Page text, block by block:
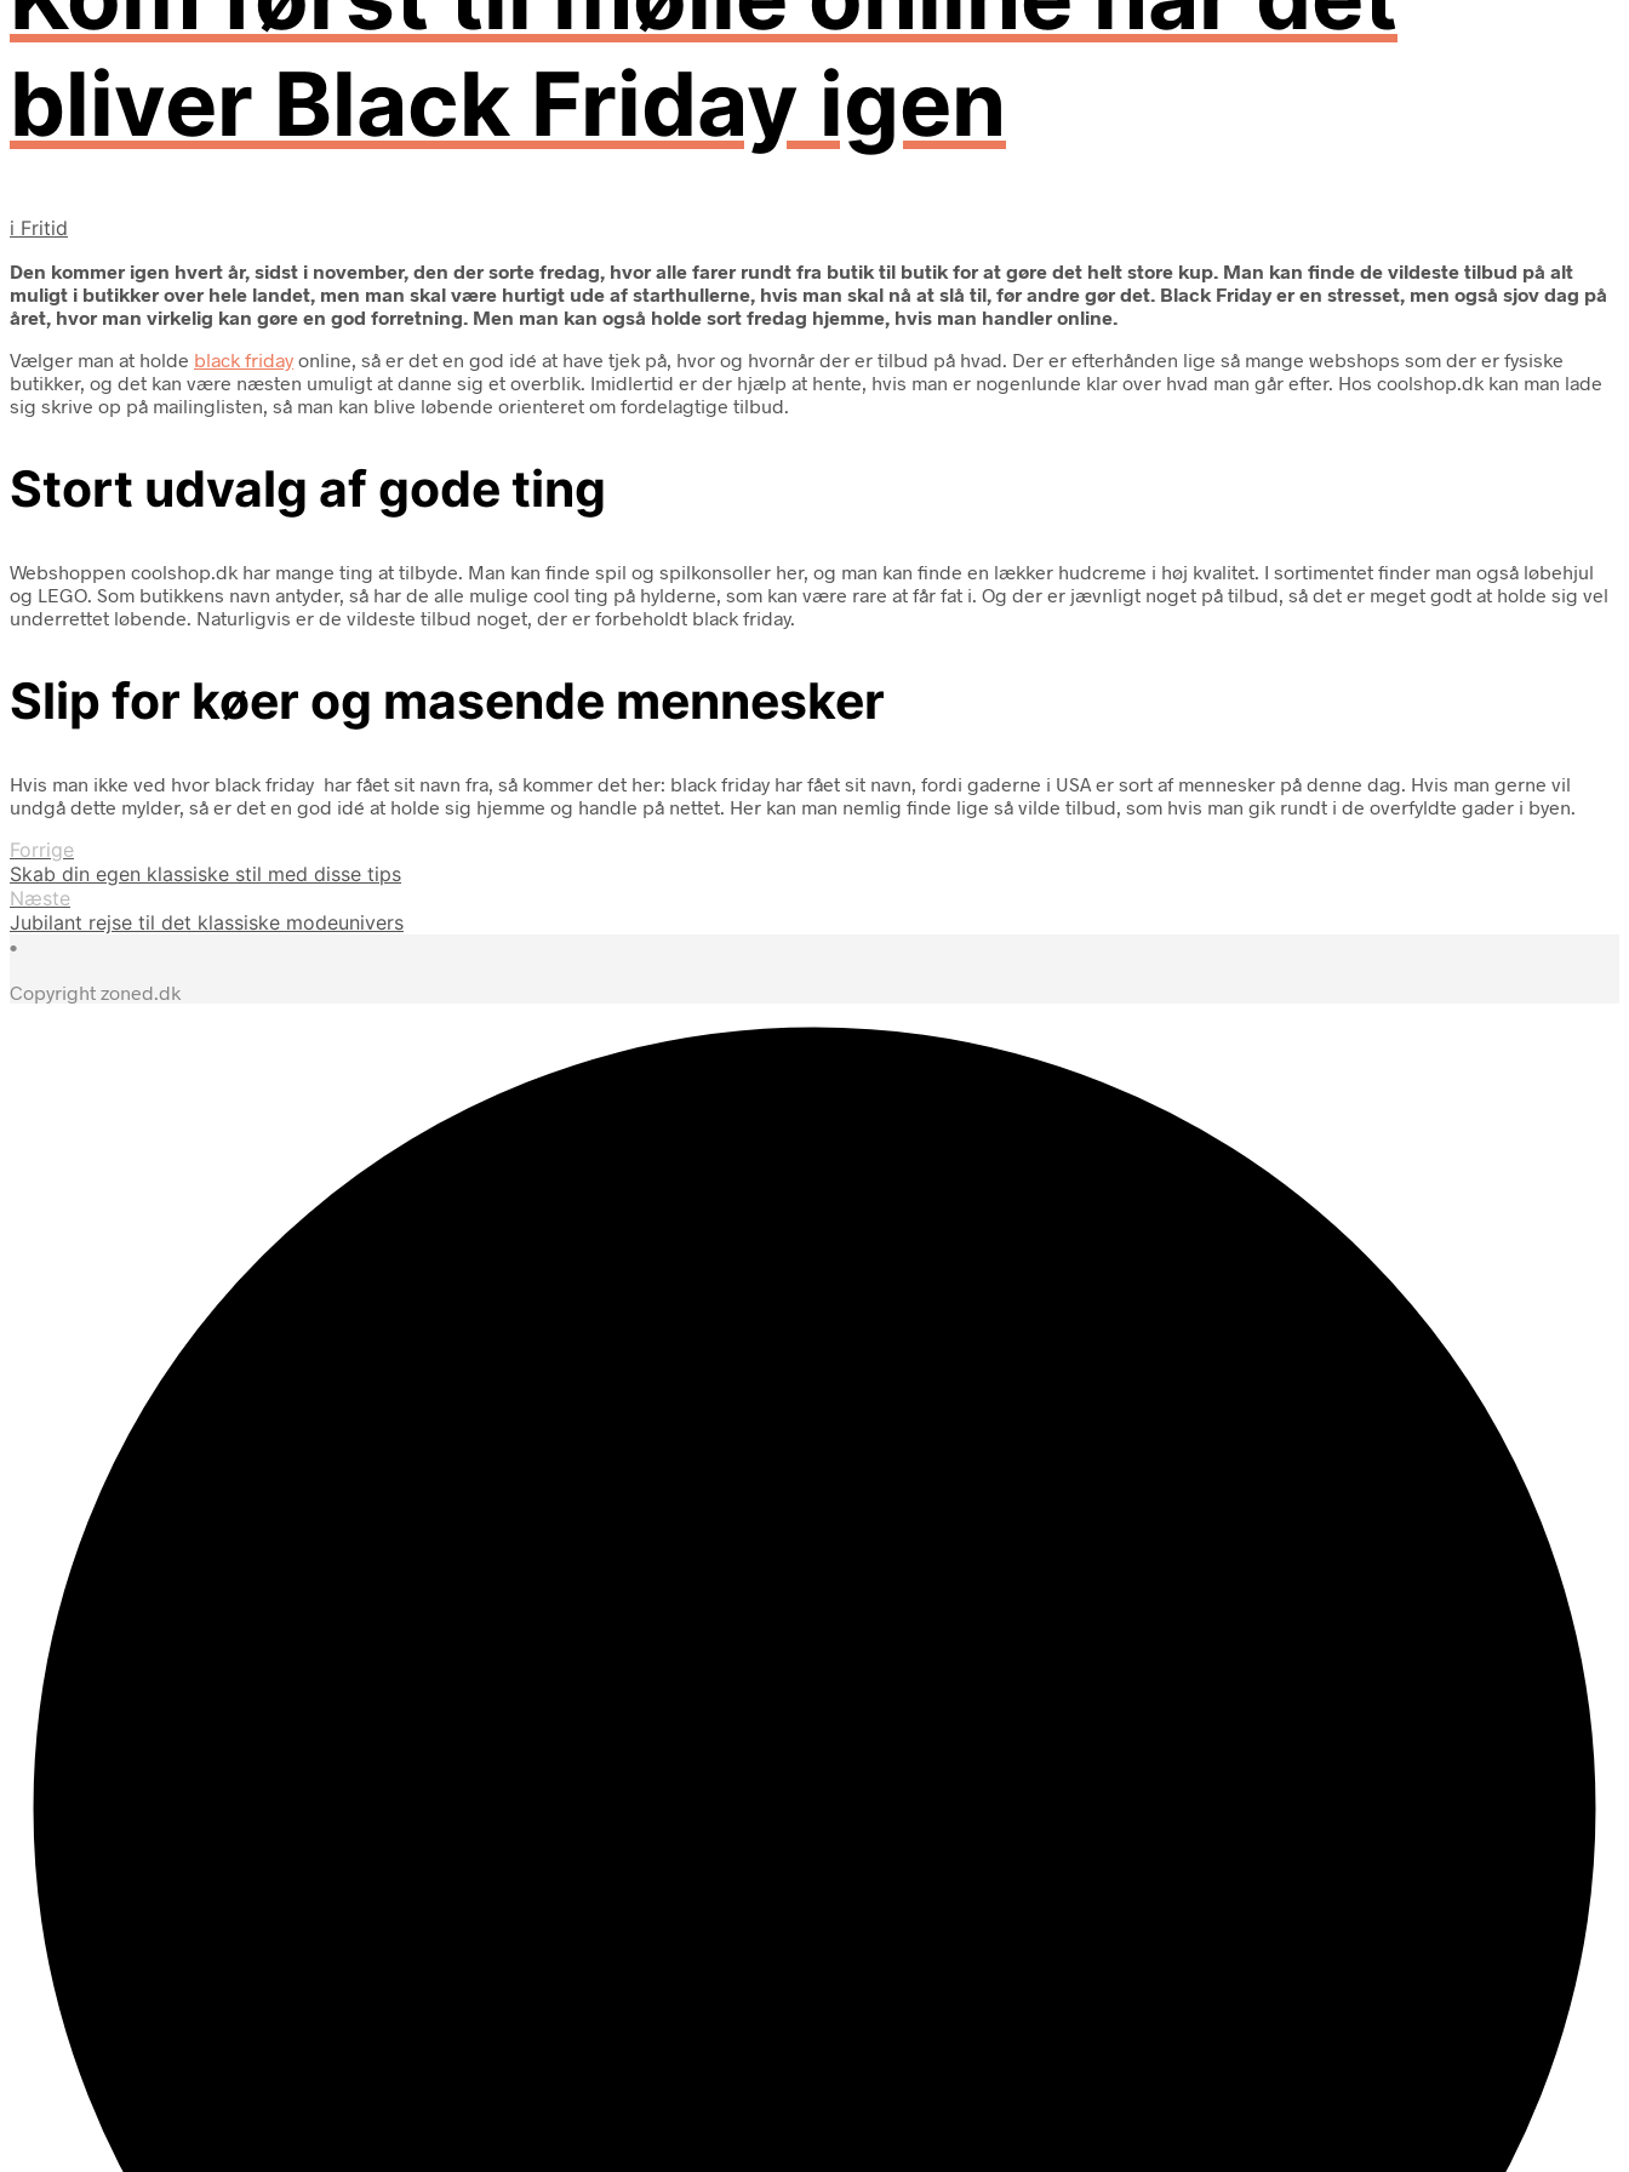
bliver Black Friday igen
i Fritid
Den kommer igen hvert år, sidst i november, den der sorte fredag, hvor alle farer rundt fra butik til butik for at gøre det helt store kup. Man kan finde de vildeste tilbud på alt
muligt i butikker over hele landet, men man skal være hurtigt ude af starthullerne, hvis man skal nå at slå til, før andre gør det. Black Friday er en stresset, men også sjov dag på
året, hvor man virkelig kan gøre en god forretning. Men man kan også holde sort fredag hjemme, hvis man handler online.
Vælger man at holde black friday online, så er det en god idé at have tjek på, hvor og hvornår der er tilbud på hvad. Der er efterhånden lige så mange webshops som der er fysiske
butikker, og det kan være næsten umuligt at danne sig et overblik. Imidlertid er der hjælp at hente, hvis man er nogenlunde klar over hvad man går efter. Hos coolshop.dk kan man lade
sig skrive op på mailinglisten, så man kan blive løbende orienteret om fordelagtige tilbud.
Stort udvalg af gode ting
Webshoppen coolshop.dk har mange ting at tilbyde. Man kan finde spil og spilkonsoller her, og man kan finde en lækker hudcreme i høj kvalitet. I sortimentet finder man også løbehjul
og LEGO. Som butikkens navn antyder, så har de alle mulige cool ting på hylderne, som kan være rare at får fat i. Og der er jævnligt noget på tilbud, så det er meget godt at holde sig vel
underrettet løbende. Naturligvis er de vildeste tilbud noget, der er forbeholdt black friday.
Slip for køer og masende mennesker
Hvis man ikke ved hvor black friday har fået sit navn fra, så kommer det her: black friday har fået sit navn, fordi gaderne i USA er sort af mennesker på denne dag. Hvis man gerne vil
undgå dette mylder, så er det en god idé at holde sig hjemme og handle på nettet. Her kan man nemlig finde lige så vilde tilbud, som hvis man gik rundt i de overfyldte gader i byen.
Forrige
Skab din egen klassiske stil med disse tips
Næste
Jubilant rejse til det klassiske modeunivers
•
Copyright zoned.dk